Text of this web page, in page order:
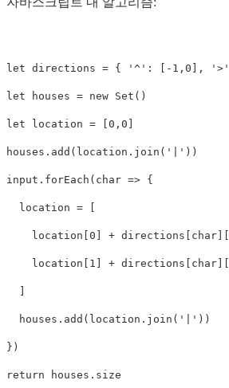
let directions = { ' ^ ' : [ - 1 , 0 ], ' > '
let houses = new Set ()
let location = [0 , 0 ]
houses . add ( location . join ( ' ' ))
input . forEach ( char => {
location = [
location [0 ] + directions [ char][
location [ 1 ] + directions [ char][
]
houses . add ( location . join ( ' ' ))
})
return houses . size